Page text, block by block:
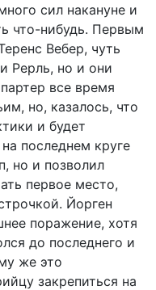
сил накануне и
что-нибудь. Первым
Вебер, чуть
Рерль, но и они
все время
но, казалось, что
и будет
последнем круге
но и позволил
первое место,
Йорген
поражение, хотя
до последнего и
же это
закрепиться на